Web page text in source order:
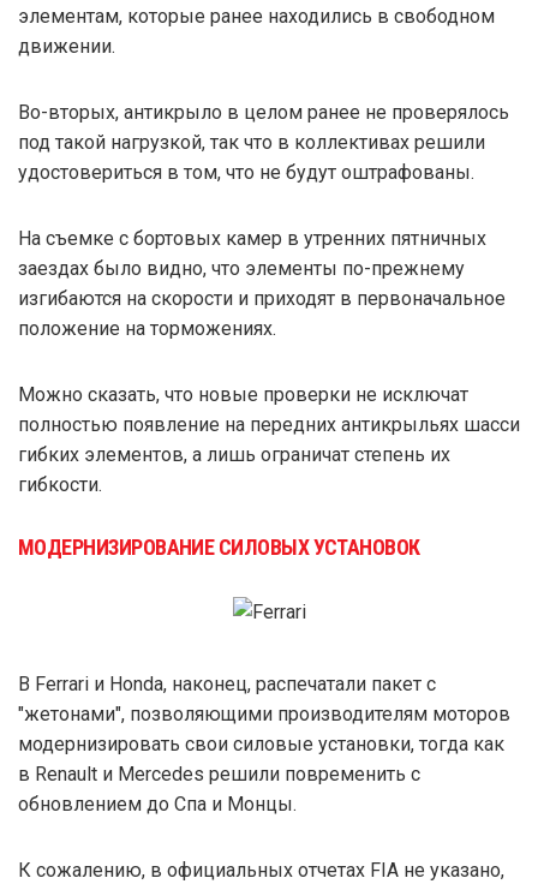
элементам, которые ранее находились в свободном
движении.
Во-вторых, антикрыло в целом ранее не проверялось
под такой нагрузкой, так что в коллективах решили
удостовериться в том, что не будут оштрафованы.
На съемке с бортовых камер в утренних пятничных
заездах было видно, что элементы по-прежнему
изгибаются на скорости и приходят в первоначальное
положение на торможениях.
Можно сказать, что новые проверки не исключат
полностью появление на передних антикрыльях шасси
гибких элементов, а лишь ограничат степень их
гибкости.
МОДЕРНИЗИРОВАНИЕ СИЛОВЫХ УСТАНОВОК
В Ferrari и Honda, наконец, распечатали пакет с
"жетонами", позволяющими производителям моторов
модернизировать свои силовые установки, тогда как
в Renault и Mercedes решили повременить с
обновлением до Спа и Монцы.
К сожалению, в официальных отчетах FIA не указано,